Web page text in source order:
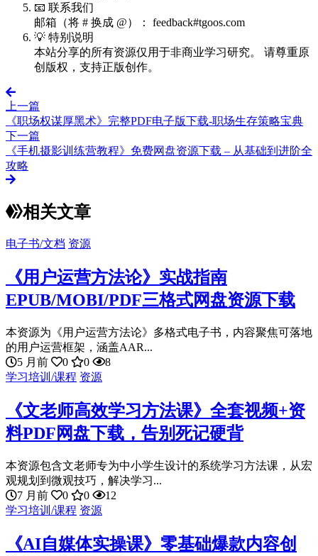
📧 联系我们
邮箱（将 # 换成 @）： feedback#tgoos.com
💡 特别说明
本站分享的所有资源仅用于非商业学习研究。 请尊重原
创版权，支持正版创作。
上一篇
《职场权谋厚黑术》完整PDF电子版下载-职场生存策略宝典
下一篇
《手机摄影训练营教程》免费网盘资源下载 – 从基础到进阶全
攻略
相关文章
电子书/文档 资源
《用户运营方法论》实战指南
EPUB/MOBI/PDF三格式网盘资源下载
本资源为《用户运营方法论》多格式电子书，内容聚焦可落地
的用户运营框架，涵盖AAR...
5 月前
0 0
8
学习培训/课程 资源
《文老师高效学习方法课》全套视频+资
料PDF网盘下载，告别死记硬背
本资源包含文老师专为中小学生设计的系统学习方法课，从宏
观规划到微观技巧，解决学习...
7 月前
0 0
12
学习培训/课程 资源
《AI自媒体实操课》零基础爆款内容创